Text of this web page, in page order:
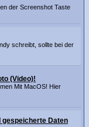
der Screenshot Taste
schreibt, sollte bei der
(Video)!
Mit MacOS! Hier
gespeicherte Daten